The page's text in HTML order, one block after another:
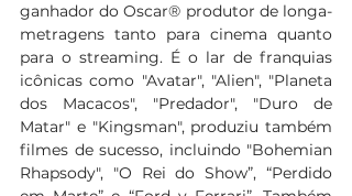
ganhador do Oscar® produtor de longa-
metragens tanto para cinema quanto
para o streaming. É o lar de franquias
icônicas como "Avatar", "Alien", "Planeta
dos Macacos", "Predador", "Duro de
Matar" e "Kingsman", produziu também
filmes de sucesso, incluindo "Bohemian
Rhapsody", "O Rei do Show”, “Perdido